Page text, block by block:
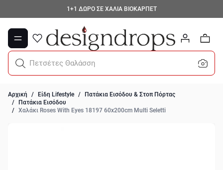
1+1 ΔΩΡΟ ΣΕ ΧΑΛΙΑ ΒΙΟΚΑΡΠΕΤ
Μετάβαση στο περιεχόμενο
0
Πετσέτες Θαλάσσης
Αρχική / Είδη Lifestyle /
Πατάκια Εισόδου & Στοπ Πόρτας
/
Πατάκια Εισόδου
/ Χαλάκι Roses With Eyes 18197 60x200cm Multi Seletti